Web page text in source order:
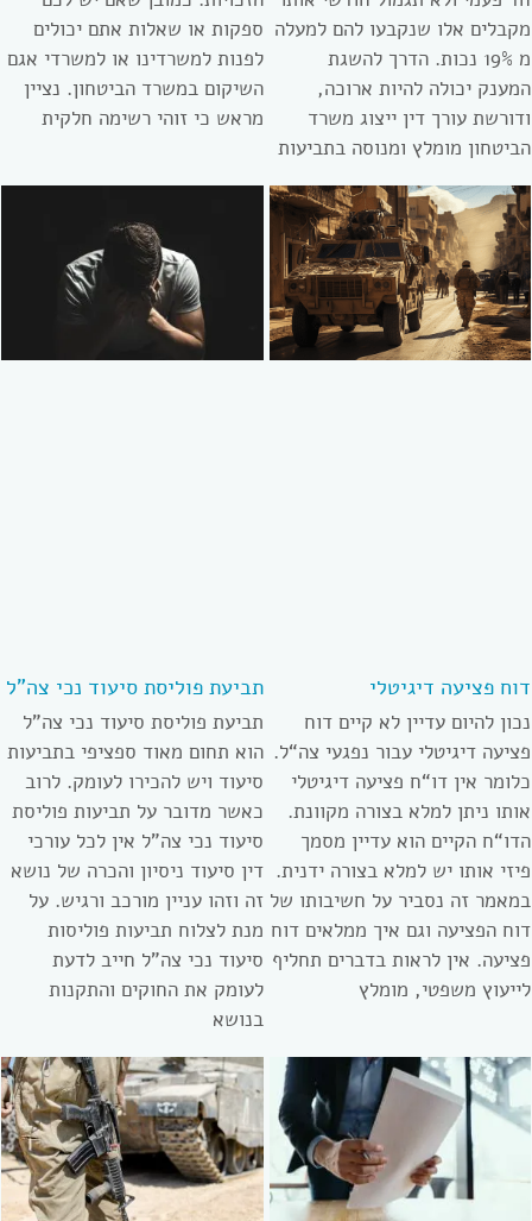
מקבלים אלו שנקבעו להם למעלה
מ 19% נכות. הדרך להשגת
המענק יכולה להיות ארוכה,
ודורשת עורך דין ייצוג משרד
הביטחון מומלץ ומנוסה בתביעות
ספקות או שאלות אתם יכולים
לפנות למשרדינו או למשרדי אגם
השיקום במשרד הביטחון. נציין
מראש כי זוהי רשימה חלקית
דוח פציעה דיגיטלי
נכון להיום עדיין לא קיים דוח
פציעה דיגיטלי עבור נפגעי צה“ל.
כלומר אין דו“ח פציעה דיגיטלי
אותו ניתן למלא בצורה מקוונת.
הדו“ח הקיים הוא עדיין מסמך
פיזי אותו יש למלא בצורה ידנית.
במאמר זה נסביר על חשיבותו של
דוח הפציעה וגם איך ממלאים דוח
פציעה. אין לראות בדברים תחליף
לייעוץ משפטי, מומלץ
תביעת פוליסת סיעוד נכי צה”ל
תביעת פוליסת סיעוד נכי צה”ל
הוא תחום מאוד ספציפי בתביעות
סיעוד ויש להכירו לעומק. לרוב
כאשר מדובר על תביעות פוליסת
סיעוד נכי צה”ל אין לכל עורכי
דין סיעוד ניסיון והכרה של נושא
זה וזהו עניין מורכב ורגיש. על
מנת לצלוח תביעות פוליסות
סיעוד נכי צה”ל חייב לדעת
לעומק את החוקים והתקנות
בנושא